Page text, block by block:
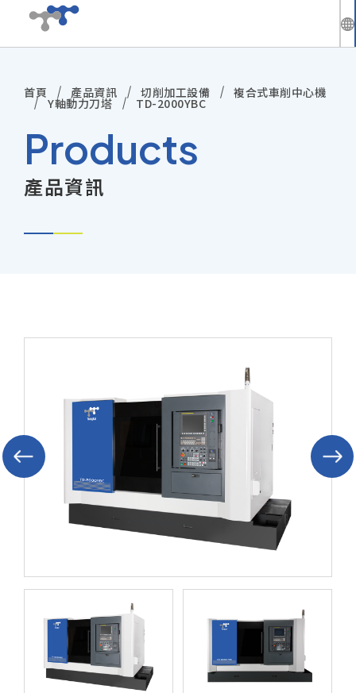
首頁 產品資訊 切削加工設備 複合式車削中心機
Y軸動力刀塔 TD-2000YBC
Products
產品資訊
公司介紹
最新動態
技術與方案
產品資訊
東台集團
人才招募
聯絡我們
產品洽詢車 0
方案洽詢車 0